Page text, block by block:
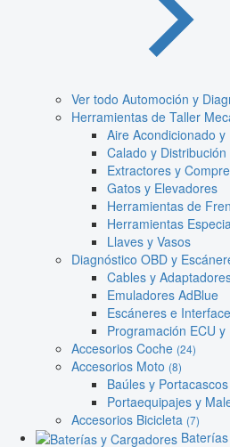
Ver todo Automoción y
Herramientas de Taller
Aire Acondicionado
Calado y Distribución
Extractores y
Gatos y Elevadores
Herramientas de
Herramientas
Llaves y Vasos
Diagnóstico OBD y
Cables y
Emuladores AdBlue
Escáneres e
Programación ECU y
Accesorios Coche (24)
Accesorios Moto (8)
Baúles y Portacascos
Portaequipajes y
Accesorios Bicicleta (7)